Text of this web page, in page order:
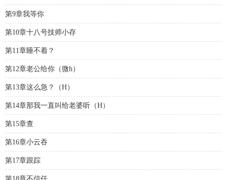
第9章我等你
第10章十八号技师小存
第11章睡不着？
第12章老公给你（微h）
第13章这么急？（H）
第14章那我一直叫给老婆听（H）
第15章查
第16章小云吞
第17章跟踪